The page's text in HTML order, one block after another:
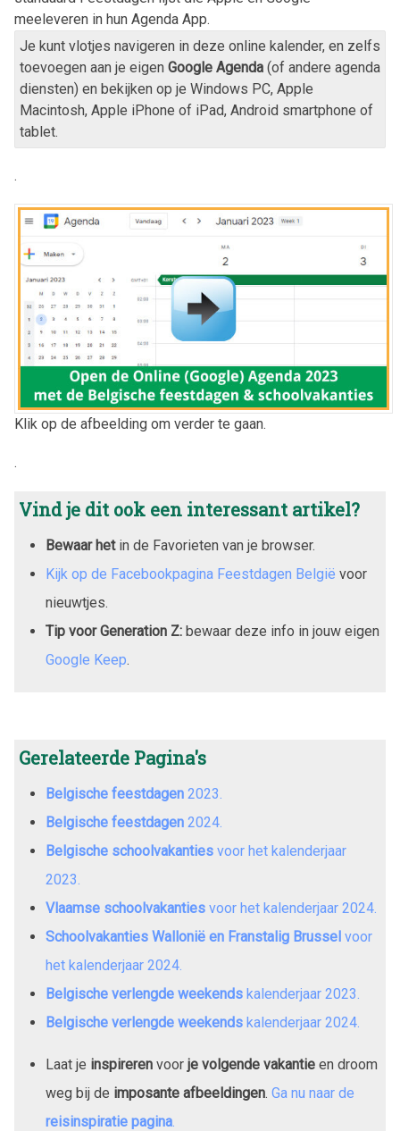
meeleveren in hun Agenda App.
Je kunt vlotjes navigeren in deze online kalender, en zelfs
toevoegen aan je eigen Google Agenda (of andere agenda
diensten) en bekijken op je Windows PC, Apple
Macintosh, Apple iPhone of iPad, Android smartphone of
tablet.
.
Klik op de afbeelding om verder te gaan.
.
Vind je dit ook een interessant artikel?
Bewaar hetin de Favorieten van je browser.
Kijk op de Facebookpagina Feestdagen België voor
nieuwtjes.
Tip voor Generation Z: bewaar deze info in jouw eigen
Google Keep.
Gerelateerde Pagina's
Belgische feestdagen 2023.
Belgische feestdagen 2024.
Belgische schoolvakanties voor het kalenderjaar
2023.
Vlaamse schoolvakanties voor het kalenderjaar 2024.
Schoolvakanties Wallonië en Franstalig Brussel voor
het kalenderjaar 2024.
Belgische verlengde weekends kalenderjaar 2023.
Belgische verlengde weekends kalenderjaar 2024.
Laat je inspireren voor je volgende vakantie en droom
weg bij de imposante afbeeldingen. Ga nu naar de
reisinspiratie pagina.